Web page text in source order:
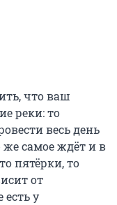
что ваш
реки: то
весь день
самое ждёт и в
пятёрки, то
от
у